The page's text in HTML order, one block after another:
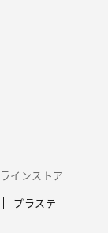
インストア
プラステ